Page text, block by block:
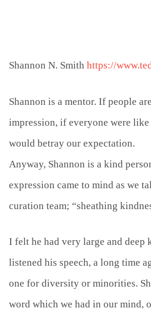
Shannon N. Smith https://
Shannon is a mentor. If people
impression, if everyone were like
would betray our expectation.
Anyway, Shannon is a kind
expression came to mind as we
curation team; “sheathing
I felt he had very large and deep
listened his speech, a long time
one for diversity or minorities.
word which we had in our mind,